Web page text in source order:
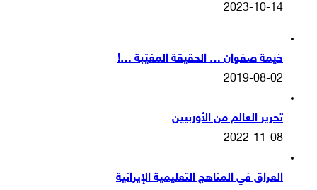
2023-10-14
خيمة صفوان … الحقيقة المغيّبة …!
2019-08-02
تحرير العالم من الأوربيين
2022-11-08
العراق في المناهج التعليمية الإيرانية